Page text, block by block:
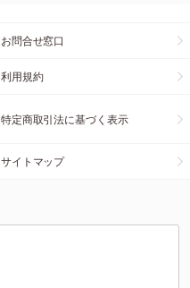
お問合せ窓口
利用規約
特定商取引法に基づく表示
サイトマップ